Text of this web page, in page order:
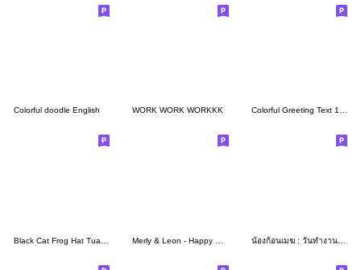
Colorful doodle English WORK WORK WORKKK Colorful Greeting Text 148
น้องก้อนเมฆ : วันทำงาน 2 ภาษาอังกฤษ